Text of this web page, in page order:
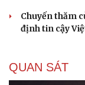
Chuyến thăm
định tin cậy
QUAN SÁT